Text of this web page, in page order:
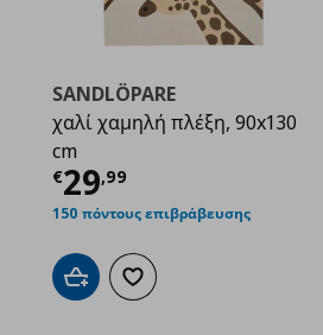
€ 17,99
SANDLÖPARE
χαλί χαμηλή πλέξη, 90x130
cm
€29,99
Τρέχουσα τιμή
150 πόντους επιβράβευσης
Προσθήκη στο καλάθι
Προσθήκη στα αγαπημένα